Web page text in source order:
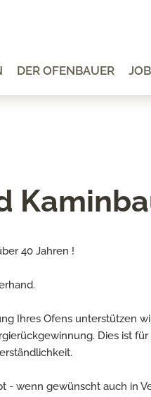
DER OFENBAUER
40 Jahren !
Ihres Ofens unterstützen
Dies ist
wenn gewünscht auch in